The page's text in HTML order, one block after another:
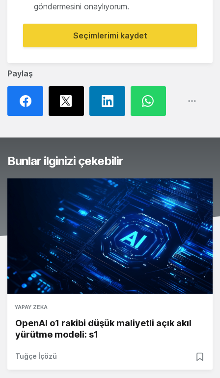
Paylaş
göndermesini onaylıyorum.
Seçimlerimi kaydet
Bunlar ilginizi çekebilir
YAPAY ZEKA
OpenAI o1 rakibi düşük maliyetli açık akıl
yürütme modeli: s1
Tuğçe İçözü